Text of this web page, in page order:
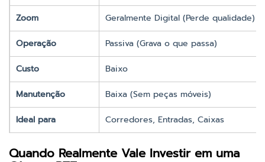
Zoom Geralmente Digital (Perde qualidade)
Operação Passiva (Grava o que passa)
Custo Baixo
Manutenção Baixa (Sem peças móveis)
Ideal para Corredores, Entradas, Caixas
Quando Realmente Vale Investir em uma